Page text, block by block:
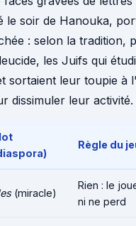
le soir de Hanouka,
: selon la tradition,
les Juifs qui
sortaient leur toupie à
dissimuler leur activité.
Règle du
(miracle)
Rien : le
ni ne perd